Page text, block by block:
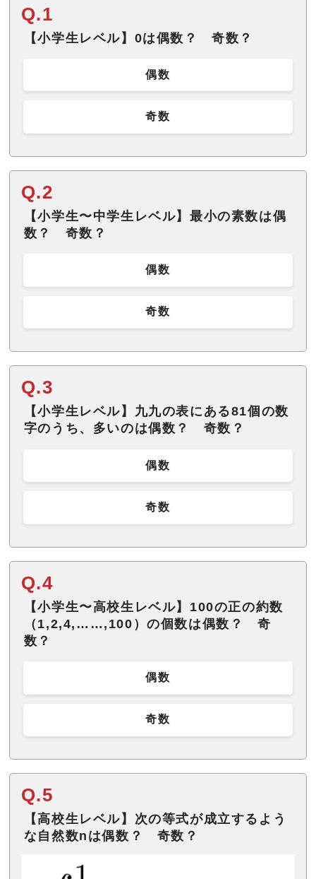
Q.1
【小学生レベル】0は偶数？ 奇数？
偶数
奇数
Q.2
【小学生〜中学生レベル】最小の素数は偶
数？ 奇数？
偶数
奇数
Q.3
【小学生レベル】九九の表にある81個の数
字のうち、多いのは偶数？ 奇数？
偶数
奇数
Q.4
【小学生〜高校生レベル】100の正の約数
（1,2,4,……,100）の個数は偶数？ 奇
数？
偶数
奇数
Q.5
【高校生レベル】次の等式が成立するよう
な自然数nは偶数？ 奇数？